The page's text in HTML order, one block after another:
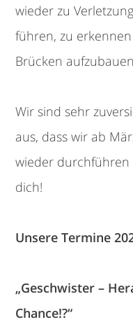
wieder zu
führen, zu
Brücken
Wir sind sehr
aus, dass wir ab
wieder
dich!
Unsere Termine
„Geschwister –
Chance!?“